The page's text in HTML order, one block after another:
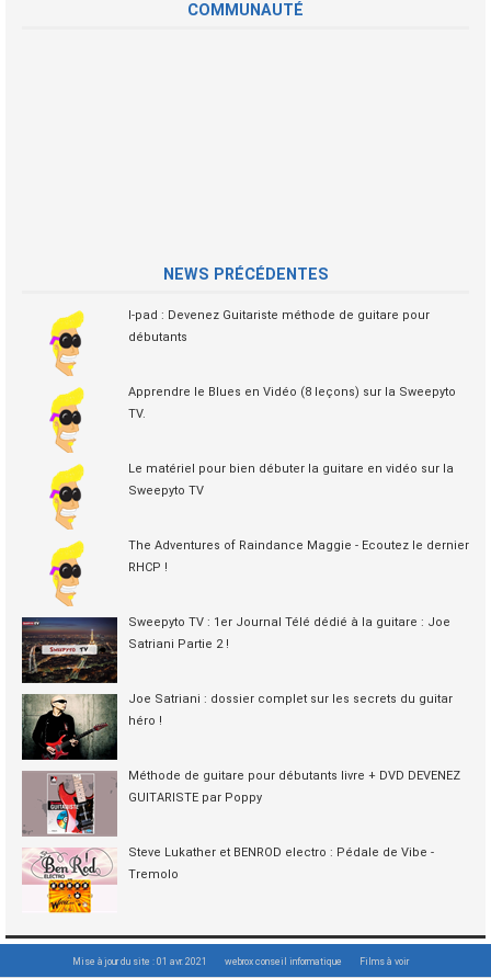
COMMUNAUTÉ
NEWS PRÉCÉDENTES
I-pad : Devenez Guitariste méthode de guitare pour
débutants
Apprendre le Blues en Vidéo (8 leçons) sur la Sweepyto
TV.
Le matériel pour bien débuter la guitare en vidéo sur la
Sweepyto TV
The Adventures of Raindance Maggie - Ecoutez le dernier
RHCP !
Sweepyto TV : 1er Journal Télé dédié à la guitare : Joe
Satriani Partie 2 !
Joe Satriani : dossier complet sur les secrets du guitar
héro !
Méthode de guitare pour débutants livre + DVD DEVENEZ
GUITARISTE par Poppy
Steve Lukather et BENROD electro : Pédale de Vibe -
Tremolo
Mise à jour du site : 01 avr. 2021 webrox conseil informatique Films à voir